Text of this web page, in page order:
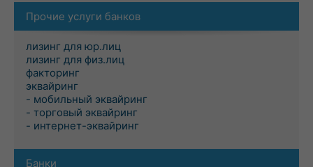
Прочие услуги банков
лизинг для юр.лиц
лизинг для физ.лиц
факторинг
эквайринг
- мобильный эквайринг
- торговый эквайринг
- интернет-эквайринг
Банки